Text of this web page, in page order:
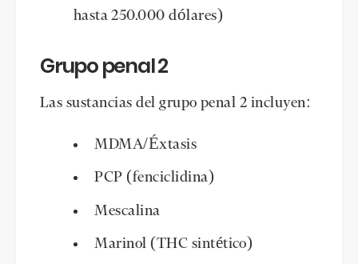
hasta 250.000 dólares)
Grupo penal 2
Las sustancias del grupo penal 2 incluyen:
MDMA/Éxtasis
PCP (fenciclidina)
Mescalina
Marinol (THC sintético)